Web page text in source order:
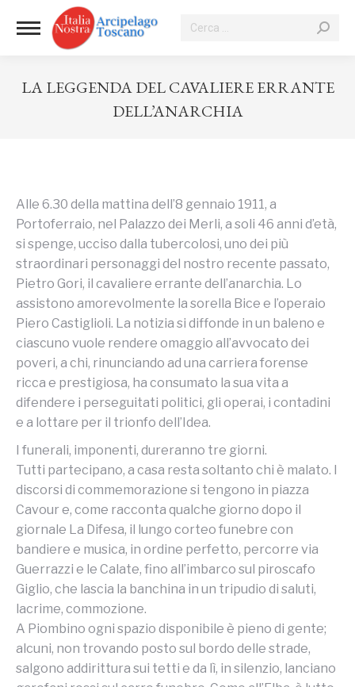
Cerca:
LA LEGGENDA DEL CAVALIERE ERRANTE
DELL’ANARCHIA
Alle 6.30 della mattina dell’8 gennaio 1911, a
Portoferraio, nel Palazzo dei Merli, a soli 46 anni d’età,
si spenge, ucciso dalla tubercolosi, uno dei più
straordinari personaggi del nostro recente passato,
Pietro Gori, il cavaliere errante dell’anarchia. Lo
assistono amorevolmente la sorella Bice e l’operaio
Piero Castiglioli. La notizia si diffonde in un baleno e
ciascuno vuole rendere omaggio all’avvocato dei
poveri, a chi, rinunciando ad una carriera forense
ricca e prestigiosa, ha consumato la sua vita a
difendere i perseguitati politici, gli operai, i contadini
e a lottare per il trionfo dell’Idea.
I funerali, imponenti, dureranno tre giorni.
Tutti partecipano, a casa resta soltanto chi è malato. I
discorsi di commemorazione si tengono in piazza
Cavour e, come racconta qualche giorno dopo il
giornale La Difesa, il lungo corteo funebre con
bandiere e musica, in ordine perfetto, percorre via
Guerrazzi e le Calate, fino all’imbarco sul piroscafo
Giglio, che lascia la banchina in un tripudio di saluti,
lacrime, commozione.
A Piombino ogni spazio disponibile è pieno di gente;
alcuni, non trovando posto sul bordo delle strade,
salgono addirittura sui tetti e da lì, in silenzio, lanciano